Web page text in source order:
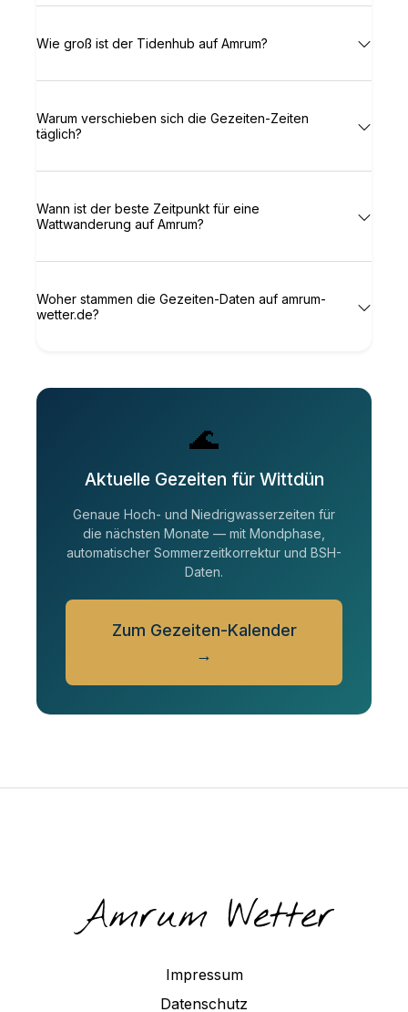
Wie groß ist der Tidenhub auf Amrum?
Warum verschieben sich die Gezeiten-Zeiten
täglich?
Wann ist der beste Zeitpunkt für eine
Wattwanderung auf Amrum?
Woher stammen die Gezeiten-Daten auf amrum-
wetter.de?
🌊
Aktuelle Gezeiten für Wittdün
Genaue Hoch- und Niedrigwasserzeiten für
die nächsten Monate — mit Mondphase,
automatischer Sommerzeitkorrektur und BSH-
Daten.
Zum Gezeiten-Kalender
→
Impressum
Datenschutz